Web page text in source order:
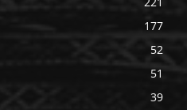
177
52
51
39